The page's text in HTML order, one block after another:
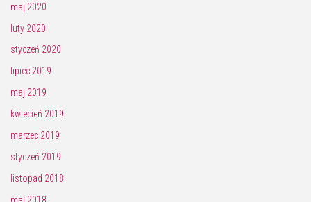
maj 2020
luty 2020
styczeń 2020
lipiec 2019
maj 2019
kwiecień 2019
marzec 2019
styczeń 2019
listopad 2018
maj 2018